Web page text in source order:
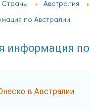
Страны Австралия
по Австралии
информация
в Австралии